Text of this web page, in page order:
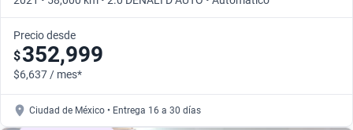
Precio desde
$352,999
$6,637 / mes*
Ciudad de México • Entrega 16 a 30 días